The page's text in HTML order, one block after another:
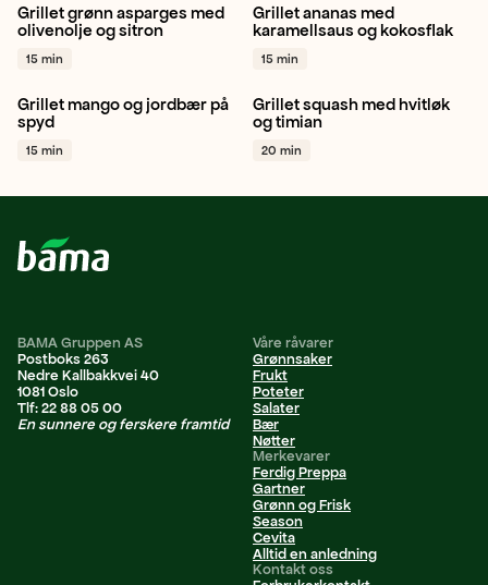
Asparges
Sitron
Grillet grønn asparges med
olivenolje og sitron
15 min
Ananas Dessert
Grilling
Grillet ananas med
karamellsaus og kokosflak
15 min
Mango Jordbær
Lime
Grillet mango og jordbær på
spyd
15 min
Squash Hvitløk
Timian
Grillet squash med hvitløk
og timian
20 min
BAMA Gruppen AS
Postboks 263
Nedre Kallbakkvei 40
1081 Oslo
Tlf: 22 88 05 00
En sunnere og ferskere framtid
Våre råvarer
Grønnsaker
Frukt
Poteter
Salater
Bær
Nøtter
Merkevarer
Ferdig Preppa
Gartner
Grønn og Frisk
Season
Cevita
Alltid en anledning
Kontakt oss